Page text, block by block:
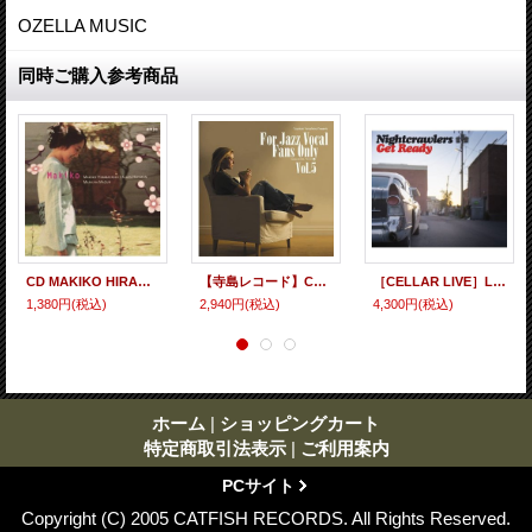
OZELLA MUSIC
同時ご購入参考商品
CD MAKIKO HIRABAYASHI 平林 牧子 / マキコ MAKIKO
1,380円(税込)
【寺島レコード】CD VARIOUS ARTISTS (寺島 靖国 選曲) / FOR JAZZ VOCAL FANS ONLY VOL.5
2,940円(税込)
［CELLAR LIVE］LP Nightcrawlers ナイトクローラーズ / Get Ready
4,300円(税込)
ホーム | ショッピングカート
特定商取引法表示 | ご利用案内
PCサイト
Copyright (C) 2005 CATFISH RECORDS. All Rights Reserved.